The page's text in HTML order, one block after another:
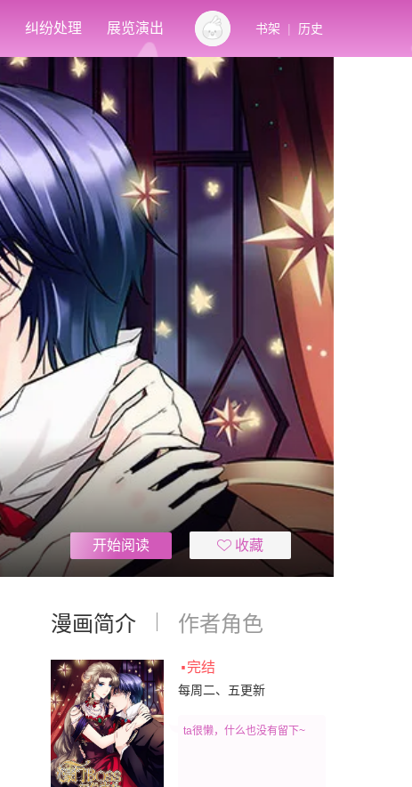
纠纷处理 展览演出 书架 | 历史
开始阅读 收藏
漫画简介 作者角色
·完结
每周二、五更新
ta很懒，什么也没有留下~